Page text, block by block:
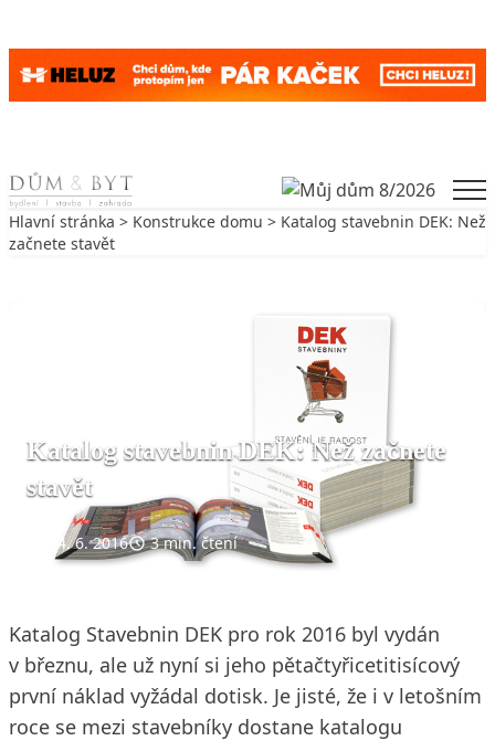
Skip to content
Hlavní stránka > Konstrukce domu > Katalog stavebnin DEK: Než
začnete stavět
Katalog stavebnin DEK: Než začnete
stavět
24. 6. 2016 3 min. čtení
Katalog Stavebnin DEK pro rok 2016 byl vydán
v březnu, ale už nyní si jeho pětačtyřicetitisícový
první náklad vyžádal dotisk. Je jisté, že i v letošním
roce se mezi stavebníky dostane katalogu